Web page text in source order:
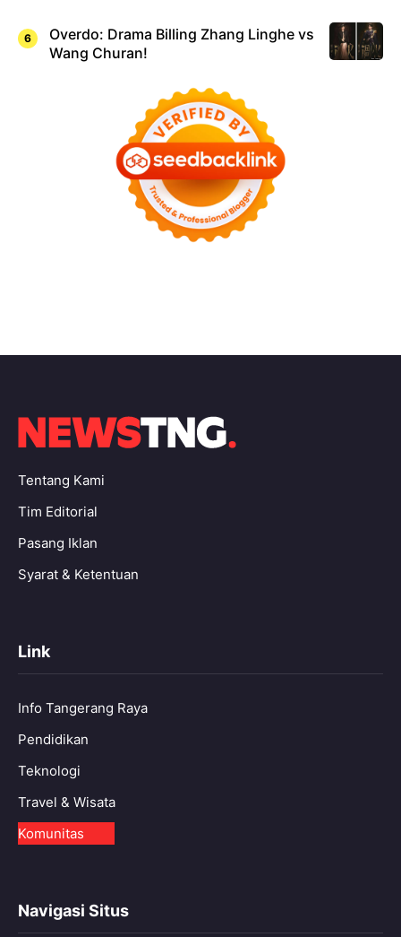
Overdo: Drama Billing Zhang Linghe vs
Wang Churan!
Tentang Kami
Tim Editorial
Pasang Iklan
Syarat & Ketentuan
Link
Info Tangerang Raya
Pendidikan
Teknologi
Travel & Wisata
Komunitas
Navigasi Situs